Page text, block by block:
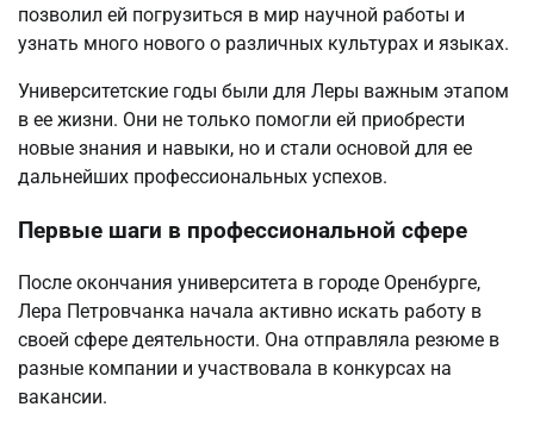
позволил ей погрузиться в мир научной работы и
узнать много нового о различных культурах и языках.
Университетские годы были для Леры важным этапом
в ее жизни. Они не только помогли ей приобрести
новые знания и навыки, но и стали основой для ее
дальнейших профессиональных успехов.
Первые шаги в профессиональной сфере
После окончания университета в городе Оренбурге,
Лера Петровчанка начала активно искать работу в
своей сфере деятельности. Она отправляла резюме в
разные компании и участвовала в конкурсах на
вакансии.